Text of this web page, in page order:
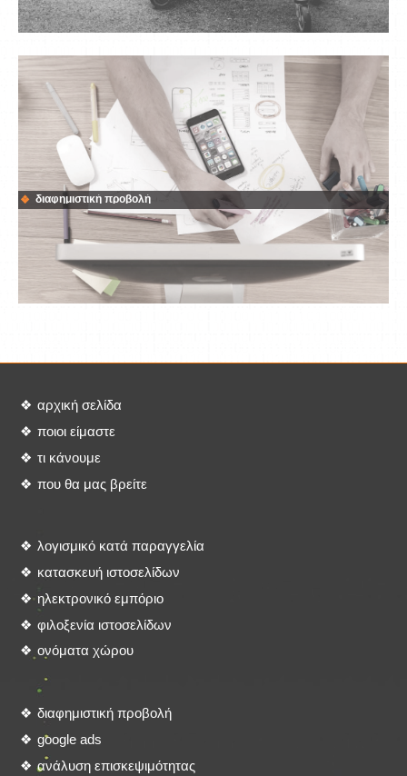
διαφημιστική προβολή
αρχική σελίδα
ποιοι είμαστε
τι κάνουμε
που θα μας βρείτε
λογισμικό κατά παραγγελία
κατασκευή ιστοσελίδων
ηλεκτρονικό εμπόριο
φιλοξενία ιστοσελίδων
ονόματα χώρου
διαφημιστική προβολή
google ads
ανάλυση επισκεψιμότητας